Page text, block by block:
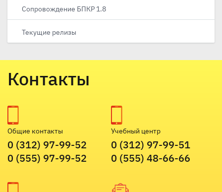
Сопровождение БПКР 1.8
Текущие релизы
Контакты
Общие контакты
0 (312) 97-99-52
0 (555) 97-99-52
Учебный центр
0 (312) 97-99-51
0 (555) 48-66-66